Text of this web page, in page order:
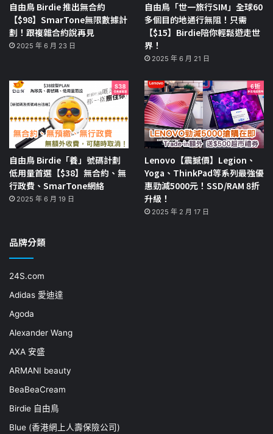
自由鳥 Birdie 推出無合約
【$98】SmarTone無限數據計
劃！跟複雜合約說再見
2025 年 6 月 23 日
自由鳥「世一旅行SIM」全球60
多個目的地通行無阻！只需
【$15】Birdie陪你輕鬆遊走世
界！
2025 年 6 月 21 日
自由鳥 Birdie「養」號碼計劃
低用量首選【$38】無合約、無
行政費、SmarTone網絡
2025 年 6 月 19 日
Lenovo【震撼價】Legion、
Yoga、ThinkPad等系列最強優
惠勁減5000元！SSD/RAM 8折
升級！
2025 年 2 月 17 日
品牌分類
24S.com
Adidas 愛迪達
Agoda
Alexander Wang
AXA 安盛
ARMANI beauty
BeaBeaCream
Birdie 自由鳥
Blue (香港網上人壽保險公司)